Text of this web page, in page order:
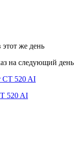
этот же день
на следующий день
520 AI